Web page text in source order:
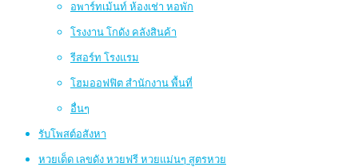
อพาร์ทเม้นท์ ห้องเช่า หอพัก
โรงงาน โกดัง คลังสินค้า
รีสอร์ท โรงแรม
โฮมออฟฟิต สำนักงาน พื้นที่
อื่นๆ
รับโพสต์อสังหา
หวยเด็ด เลขดัง หวยฟรี หวยแม่นๆ สูตรหวย